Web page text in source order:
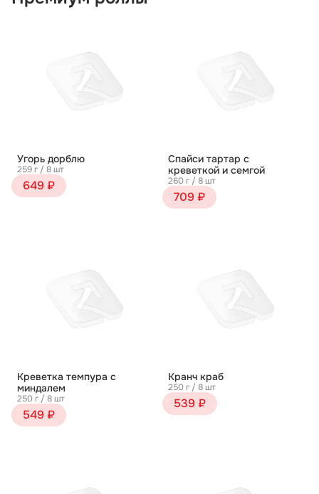
Угорь дорблю
259 г / 8 шт
649 ₽
Спайси тартар с
креветкой и семгой
260 г / 8 шт
709 ₽
Креветка темпура с
миндалем
250 г / 8 шт
549 ₽
Кранч краб
250 г / 8 шт
539 ₽